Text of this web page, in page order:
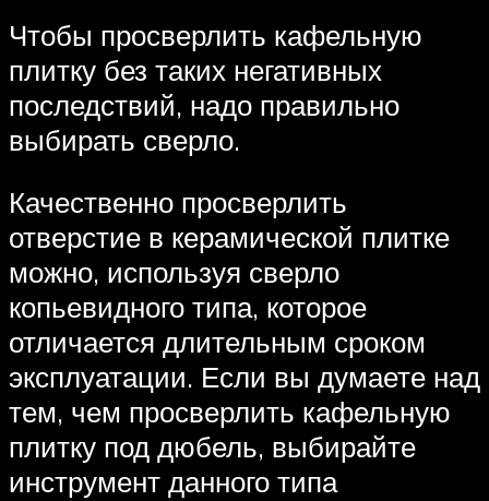
Чтобы просверлить кафельную
плитку без таких негативных
последствий, надо правильно
выбирать сверло.
Качественно просверлить
отверстие в керамической плитке
можно, используя сверло
копьевидного типа, которое
отличается длительным сроком
эксплуатации. Если вы думаете над
тем, чем просверлить кафельную
плитку под дюбель, выбирайте
инструмент данного типа